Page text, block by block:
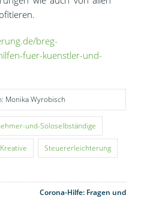
breg-
fuer-kuenstler-und-
Monika Wyrobisch
und-Soloselbständige
Steuererleichterung
Corona-Hilfe: Fragen und